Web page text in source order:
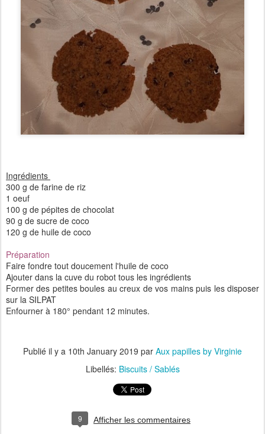
Ingrédients
300 g de farine de riz
1 oeuf
100 g de pépites de chocolat
90 g de sucre de coco
120 g de huile de coco
Préparation
Faire fondre tout doucement l'huile de coco
Ajouter dans la cuve du robot tous les ingrédients
Former des petites boules au creux de vos mains puis les disposer
sur la SILPAT
Enfourner à 180° pendant 12 minutes.
Publié il y a 10th January 2019 par Aux papilles by Virginie
Libellés: Biscuits / Sablés
9 Afficher les commentaires